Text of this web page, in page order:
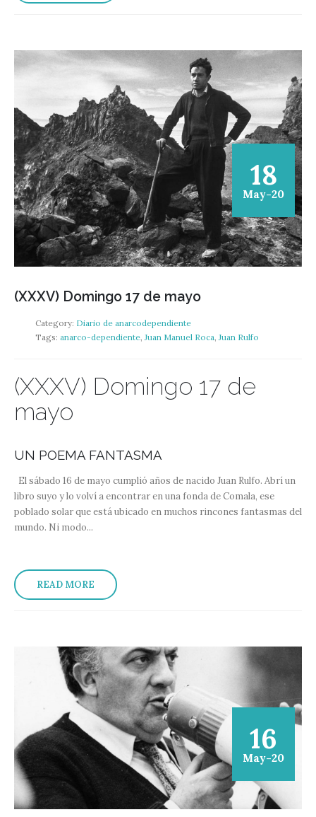
18
May-20
(XXXV) Domingo 17 de mayo
Category: Diario de anarcodependiente
Tags: anarco-dependiente Juan Manuel Roca Juan Rulfo
(XXXV) Domingo 17 de
mayo
UN POEMA FANTASMA
El sábado 16 de mayo cumplió años de nacido Juan Rulfo. Abrí un
libro suyo y lo volví a encontrar en una fonda de Comala, ese
poblado solar que está ubicado en muchos rincones fantasmas del
mundo. Ni modo...
READ MORE
16
May-20